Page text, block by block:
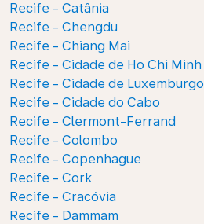
Recife - Catânia
Recife - Chengdu
Recife - Chiang Mai
Recife - Cidade de Ho Chi Minh
Recife - Cidade de Luxemburgo
Recife - Cidade do Cabo
Recife - Clermont-Ferrand
Recife - Colombo
Recife - Copenhague
Recife - Cork
Recife - Cracóvia
Recife - Dammam